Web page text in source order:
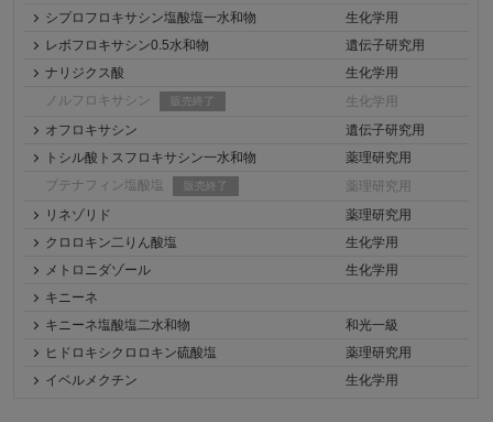
シプロフロキサシン塩酸塩一水和物
生化学用
レボフロキサシン0.5水和物
遺伝子研究用
ナリジクス酸
生化学用
ノルフロキサシン
販売終了
生化学用
オフロキサシン
遺伝子研究用
トシル酸トスフロキサシン一水和物
薬理研究用
ブテナフィン塩酸塩
販売終了
薬理研究用
リネゾリド
薬理研究用
クロロキン二りん酸塩
生化学用
メトロニダゾール
生化学用
キニーネ
キニーネ塩酸塩二水和物
和光一級
ヒドロキシクロロキン硫酸塩
薬理研究用
イベルメクチン
生化学用